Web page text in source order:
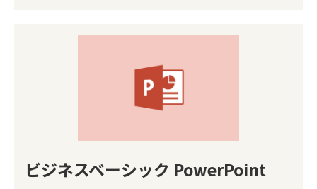
ビジネスベーシック PowerPoint